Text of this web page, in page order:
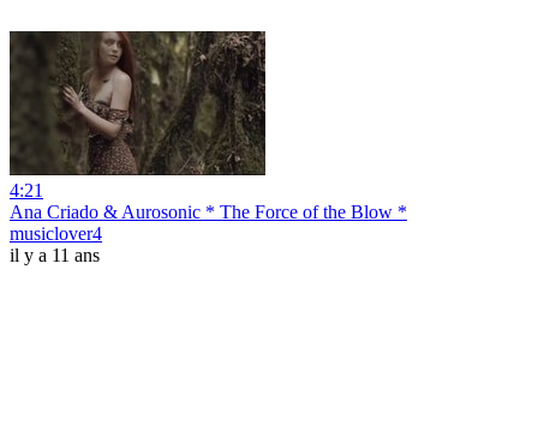
4:21
Ana Criado & Aurosonic * The Force of the Blow *
musiclover4
il y a 11 ans